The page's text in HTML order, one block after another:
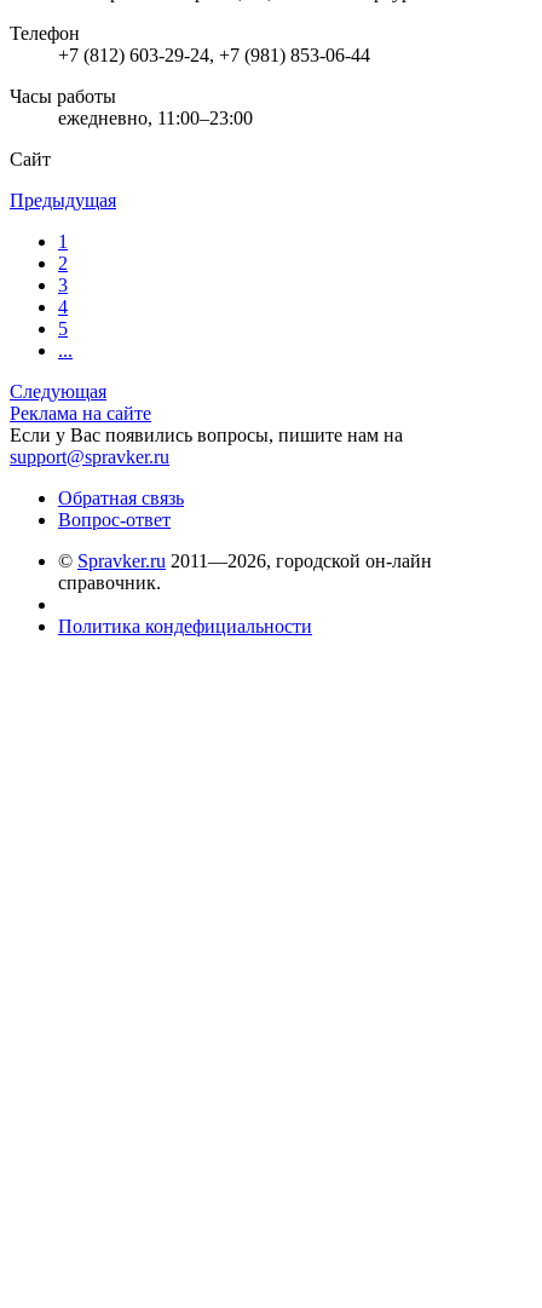
Телефон
+7 (812) 603-29-24, +7 (981) 853-06-44
Часы работы
ежедневно, 11:00–23:00
Сайт
Предыдущая
1
2
3
4
5
...
Следующая
Реклама на сайте
Если у Вас появились вопросы, пишите нам на
support@spravker.ru
Обратная связь
Вопрос-ответ
© Spravker.ru 2011—2026, городской он-лайн
справочник.
Политика кондефициальности